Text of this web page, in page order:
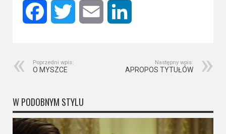
Kino
polskie
Korea
Południowa
Facebook Twitter Email
Poprzedni wpis:
O MYSZCE
Następny wpis:
APROPOS TYTUŁÓW
W PODOBNYM STYLU